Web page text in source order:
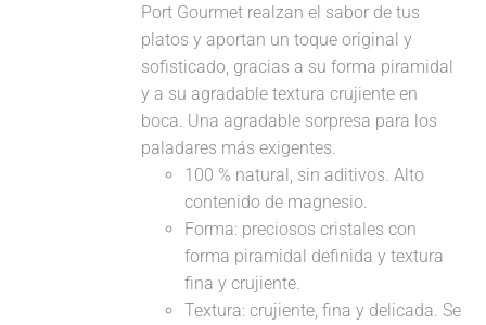
Port Gourmet realzan el sabor de tus
platos y aportan un toque original y
sofisticado, gracias a su forma piramidal
y a su agradable textura crujiente en
boca. Una agradable sorpresa para los
paladares más exigentes.
100 % natural, sin aditivos. Alto
contenido de magnesio.
Forma: preciosos cristales con
forma piramidal definida y textura
fina y crujiente.
Textura: crujiente, fina y delicada. Se